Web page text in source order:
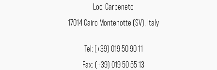
Loc. Carpeneto
17014 Cairo Montenotte (SV), Italy
Tel: (+39) 019 50 90 11
Fax: (+39) 019 50 55 13